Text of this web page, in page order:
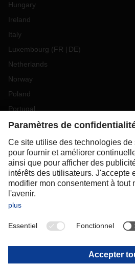
Hungary
Ireland
Italy
Luxembourg (FR DE)
Netherlands
Norway
Poland
Portugal
Romania
Slovakia
Spain
Sweden
Switzerland(DE FR)
Turkey
OCEANIA